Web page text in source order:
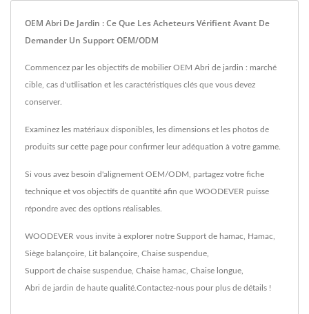
OEM Abri De Jardin : Ce Que Les Acheteurs Vérifient Avant De
Demander Un Support OEM/ODM
Commencez par les objectifs de mobilier OEM Abri de jardin : marché
cible, cas d'utilisation et les caractéristiques clés que vous devez
conserver.
Examinez les matériaux disponibles, les dimensions et les photos de
produits sur cette page pour confirmer leur adéquation à votre gamme.
Si vous avez besoin d'alignement OEM/ODM, partagez votre fiche
technique et vos objectifs de quantité afin que WOODEVER puisse
répondre avec des options réalisables.
WOODEVER vous invite à explorer notre Support de hamac Hamac
Siège balançoire Lit balançoire Chaise suspendue
Support de chaise suspendue Chaise hamac Chaise longue
Abri de jardin de haute qualité. Contactez-nous pour plus de détails !